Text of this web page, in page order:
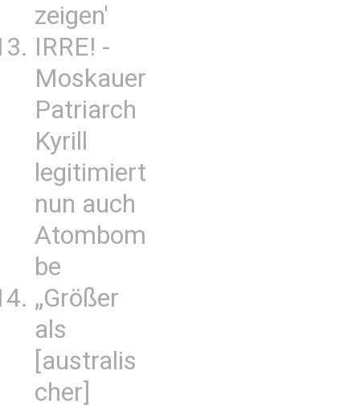
zeigen'
IRRE! -
Moskauer
Patriarch
Kyrill
legitimiert
nun auch
Atombom
be
„Größer
als
[australis
cher]